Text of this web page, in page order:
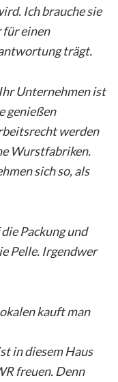
Ich brauche sie
für einen
trägt.
Unternehmen ist
genießen
werden
Wurstfabriken.
sich so, als
Packung und
Pelle. Irgendwer
kauft man
in diesem Haus
freuen. Denn